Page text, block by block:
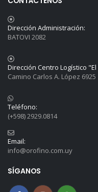
Dirección Administración:
BATOVI 2082
Dirección Centro Logístico
Camino Carlos A. López 6925
Teléfono:
(+598) 2929.0814
Email:
info@orofino.com.uy
SÍGANOS